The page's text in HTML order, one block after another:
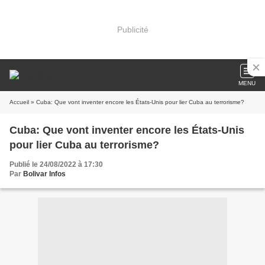
Publicité
MENU
Accueil » Cuba: Que vont inventer encore les États-Unis pour lier Cuba au terrorisme?
Cuba: Que vont inventer encore les États-Unis
pour lier Cuba au terrorisme?
Publié le 24/08/2022 à 17:30
Par Bolivar Infos